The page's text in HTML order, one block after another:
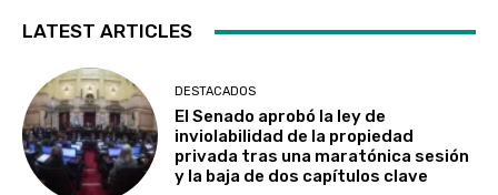
LATEST ARTICLES
DESTACADOS
El Senado aprobó la ley de
inviolabilidad de la propiedad
privada tras una maratónica sesión
y la baja de dos capítulos clave